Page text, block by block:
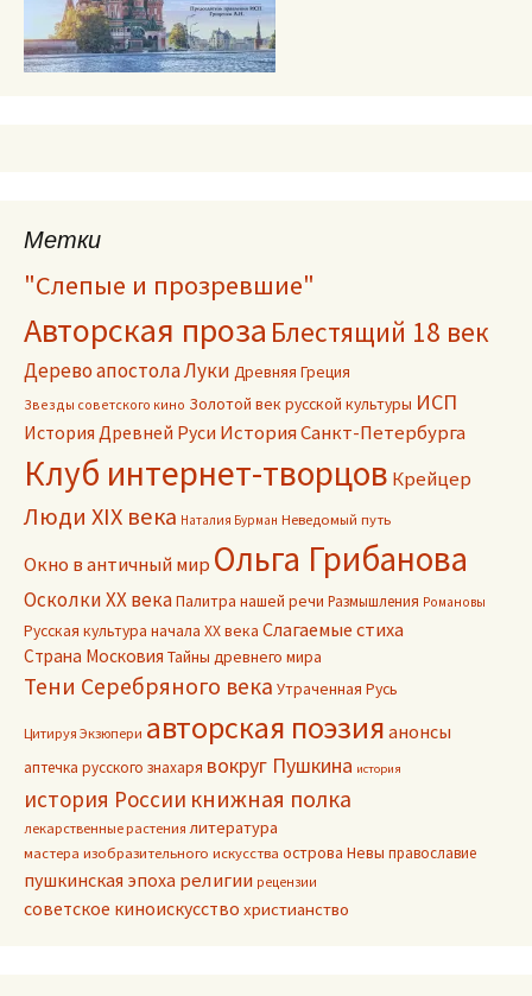
Метки
"Слепые и прозревшие"
Авторская проза Блестящий 18 век
Дерево апостола Луки Древняя Греция
Звезды советского кино Золотой век русской культуры ИСП
История Древней Руси История Санкт-Петербурга
Клуб интернет-творцов Крейцер
Люди XIX века Наталия Бурман Неведомый путь
Окно в античный мир Ольга Грибанова
Осколки ХХ векаПалитра нашей речи Размышления Романовы
Русская культура начала ХХ века Слагаемые стиха
Страна Московия Тайны древнего мира
Тени Серебряного века Утраченная Русь
Цитируя Экзюпери авторская поэзия анонсы
аптечка русского знахаря вокруг Пушкина история
история России книжная полка
лекарственные растения литература
мастера изобразительного искусства острова Невы православие
пушкинская эпоха религии рецензии
советское киноискусство христианство